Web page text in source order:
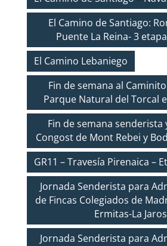
El Camino de Santiago:
Puente La Reina- 3
El Camino Lebaniego
Fin de semana al
Parque Natural del Torcal
Fin de semana senderista
Congost de Mont Rebei y
GR11 – Travesía Pirenaica –
Jornada Senderista para
de Fincas Colegiados de
Ermitas-La
Jornada Senderista para